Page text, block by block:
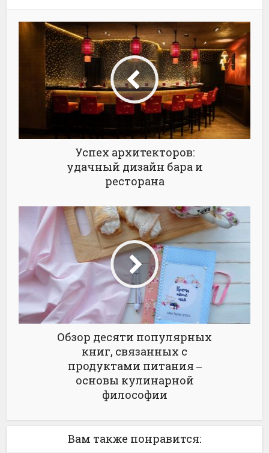
Успех архитекторов:
удачный дизайн бара и
ресторана
Обзор десяти популярных
книг, связанных с
продуктами питания ‒
основы кулинарной
философии
Вам также понравится: